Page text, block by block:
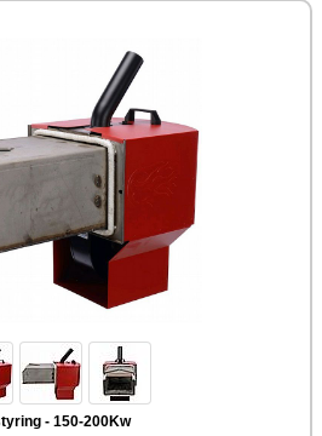
- 150-200Kw